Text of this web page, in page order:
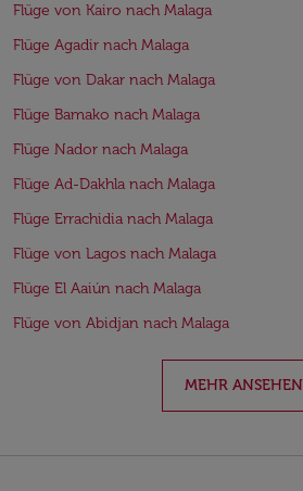
Flüge von Kairo nach Malaga
Flüge Agadir nach Malaga
Flüge von Dakar nach Malaga
Flüge Bamako nach Malaga
Flüge Nador nach Malaga
Flüge Ad-Dakhla nach Malaga
Flüge Errachidia nach Malaga
Flüge von Lagos nach Malaga
Flüge El Aaiún nach Malaga
Flüge von Abidjan nach Malaga
MEHR ANSEHEN